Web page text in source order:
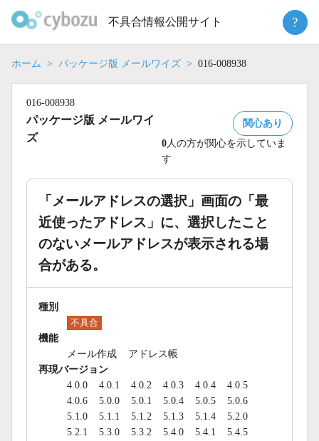
不具合情報公開サイト ?
ホーム パッケージ版 メールワイズ 016-008938
016-008938
パッケージ版 メールワイ
ズ
関心あり
0 人の方が関心を示していま
す
「メールアドレスの選択」画面の「最
近使ったアドレス」に、選択したこと
のないメールアドレスが表示される場
合がある。
種別
不具合
機能
メール作成
アドレス帳
再現バージョン
4.0.0
4.0.1 4.0.2 4.0.3 4.0.4
4.0.5
4.0.6
5.0.0 5.0.1 5.0.4 5.0.5
5.0.6
5.1.0
5.1.1 5.1.2 5.1.3 5.1.4
5.2.0
5.2.1
5.3.0 5.3.2 5.4.0 5.4.1
5.4.5